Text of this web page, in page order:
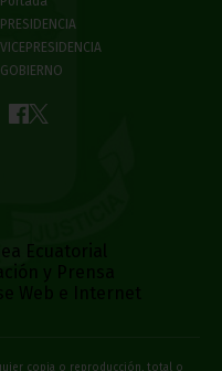
PRESIDENCIA
VICEPRESIDENCIA
GOBIERNO
copia o reproducción, total o